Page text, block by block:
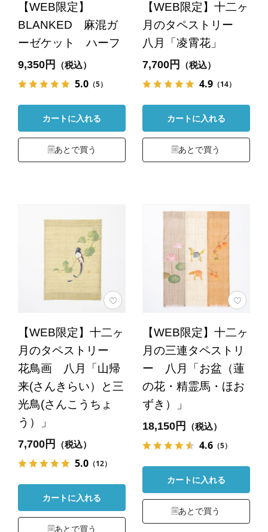
【WEB限定】
BLANKED 麻混ガ
ーゼケット ハーフ
9,350円 （税込）
5.0（5）
カートに入れる
あとで買う
【WEB限定】十二ヶ
月のタペストリー
八月「凌霄花」
7,700円 （税込）
4.9（14）
カートに入れる
あとで買う
【WEB限定】十二ヶ
月のタペストリー
花鳥画 八月「山帰
来(さんきらい）と三
光鳥(さんこうちょ
う）」
7,700円 （税込）
5.0（12）
カートに入れる
あとで買う
【WEB限定】十二ヶ
月の三連タペストリ
ー 八月「お盆（蓮
の花・精霊馬・ほお
ずき）」
18,150円 （税込）
4.6（5）
カートに入れる
あとで買う